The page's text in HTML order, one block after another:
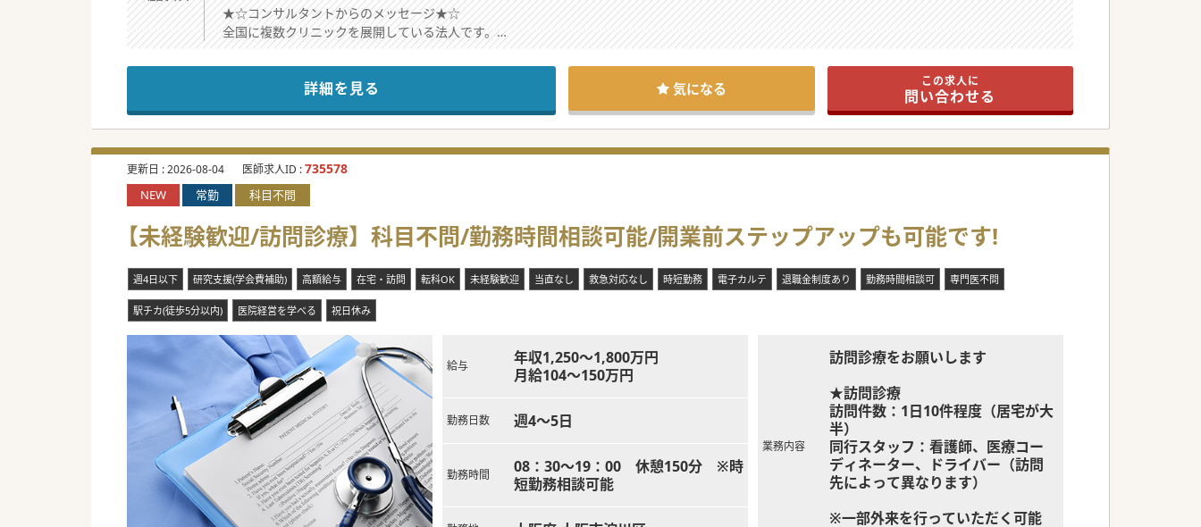
★☆コンサルタントからのメッセージ★☆
全国に複数クリニックを展開している法人です。
病院での専門性を活かしながら、全身管理も学べる環境です。
他の訪問診療クリニックと比較して、スタッフも手厚い点も特徴です。
詳細を見る 気になる この求人に
問い合わせる
更新日 :2026-08-04 医師求人ID :735578
NEW 常勤 科目不問
【未経験歓迎/訪問診療】科目不問/勤務時間相談可能/開業前ステップアップも可能です!
週4日以下 研究支援(学会費補助) 高額給与 在宅・訪問 転科OK 未経験歓迎 当直なし 救急対応なし 時短勤務 電子カルテ 退職金制度あり 勤務時間相談可 専門医不問
駅チカ(徒歩5分以内) 医院経営を学べる 祝日休み
給与
年収1,250～1,800万円
月給104～150万円
勤務日数 週4～5日
勤務時間
08：30～19：00 休憩150分 ※時
短勤務相談可能
業務内容
訪問診療をお願いします
★訪問診療
訪問件数：1日10件程度（居宅が大
半）
同行スタッフ：看護師、医療コー
ディネーター、ドライバー（訪問
先によって異なります）
※一部外来を行っていただく可能